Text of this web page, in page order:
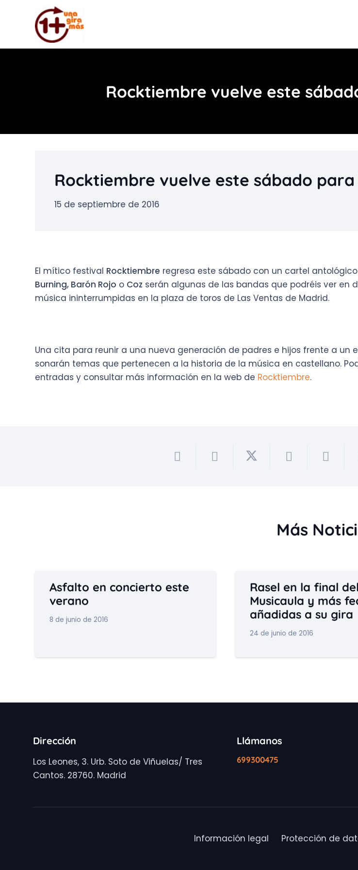
Rocktiembre vuelve este
Rocktiembre vuelve este sábado
15 de septiembre de 2016
El mítico festival Rocktiembre regresa este sábado con un cartel
Burning, Barón Rojo o Coz serán algunas de las bandas que podréis ver en
música ininterrumpidas en la plaza de toros de Las Ventas de Madrid.
Una cita para reunir a una nueva generación de padres e hijos frente a un
sonarán temas que pertenecen a la historia de la música en castellano.
entradas y consultar más información en la web de Rocktiembre.
Más
Asfalto en concierto este
verano
8 de junio de 2016
Rasel en la final del
Musicaula y más
añadidas a su gira
24 de junio de 2016
Dirección
Los Leones, 3. Urb. Soto de Viñuelas/ Tres
Cantos. 28760. Madrid
Llámanos
699300475
Información legal Protección de